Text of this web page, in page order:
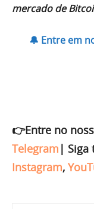
mercado de
🔔 Entre em
👉Entre no
Telegram | Siga
Instagram,